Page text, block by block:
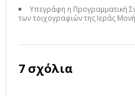
Υπεγράφη η Προγραμματική
των τοιχογραφιών της Ιεράς
7 σχόλια